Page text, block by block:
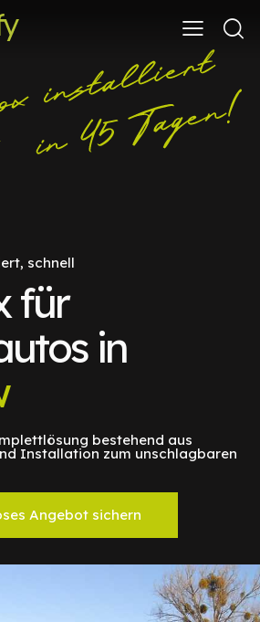
schnell
für
in
bestehend aus
Installation zum unschlagbaren
Angebot sichern